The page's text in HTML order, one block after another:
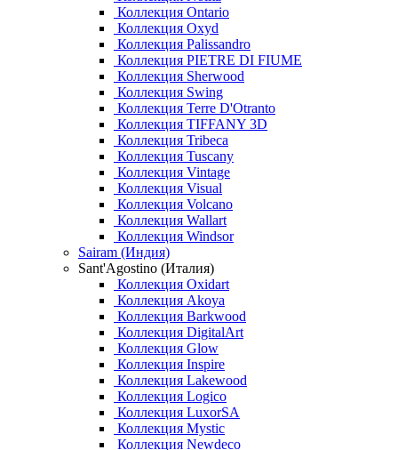
Коллекция Ontario
Коллекция Oxyd
Коллекция Palissandro
Коллекция PIETRE DI FIUME
Коллекция Sherwood
Коллекция Swing
Коллекция Terre D'Otranto
Коллекция TIFFANY 3D
Коллекция Tribeca
Коллекция Tuscany
Коллекция Vintage
Коллекция Visual
Коллекция Volcano
Коллекция Wallart
Коллекция Windsor
Sairam (Индия)
Sant'Agostino (Италия)
Коллекция Oxidart
Коллекция Akoya
Коллекция Barkwood
Коллекция DigitalArt
Коллекция Glow
Коллекция Inspire
Коллекция Lakewood
Коллекция Logico
Коллекция LuxorSA
Коллекция Mystic
Коллекция Newdeco